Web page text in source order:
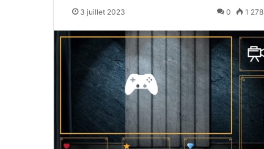
3 juillet 2023 0 1 278